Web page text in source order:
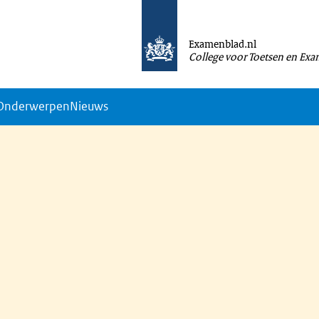
Examenblad.nl
College voor Toetsen en
Nieuws